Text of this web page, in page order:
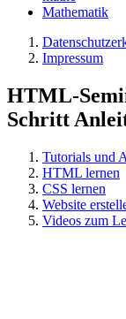
Mathematik
Impressum
HTML-
Schritt
Tutorials und
HTML lernen
CSS lernen
Website
Videos zum